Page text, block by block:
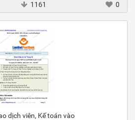
1161 0
dịch viên, Kế toán vào